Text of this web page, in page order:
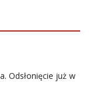
Odsłonięcie już w